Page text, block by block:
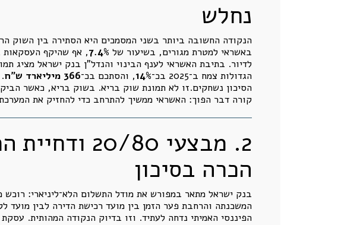
נחלש
באשראי למטרת מגורים, בשיעור של 7.4%, אף שהיקף העסקאות
לדיור. בתיבת האשראי לענף הבינוי והנדל"ן בנק ישראל מציג
הגדולות צמח ב־2025 בכ־
14%, והסתכם בכ־366 מיליארד ש"ח
הסיכון נשחקים.זו לא תמונת שוק בריא. בשוק בריא, כאשר
קורה דבר הפוך: האשראי ממשיך להתרחב כדי להחזיק את
2. מבצעי
הכרה בסיכון
המשכנתה והרחבת פער הזמן בין מועד רכישת הדירה לבין
הפיננסי האמיתי נדחה לעתיד. וזו בדיוק הנקודה המהותית. עסקת 20/80 אינה רק "הטבת מימון". היא יוצרת שלושה אפקטים מסוכנים: